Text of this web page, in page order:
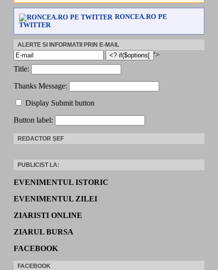
RONCEA.RO PE
TWITTER
ALERTE SI INFORMATII PRIN E-MAIL
'>
Title:
Thanks Message:
Display Submit button
Button label:
REDACTOR ȘEF
PUBLICIST LA:
EVENIMENTUL ISTORIC
EVENIMENTUL ZILEI
ZIARISTI ONLINE
ZIARUL BURSA
FACEBOOK
FACEBOOK